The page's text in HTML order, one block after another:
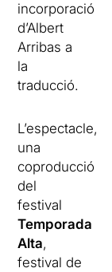
incorporació
d’Albert
Arribas a
la
traducció.
L’espectacle,
una
coproducció
del
festival
Temporada
Alta,
festival de